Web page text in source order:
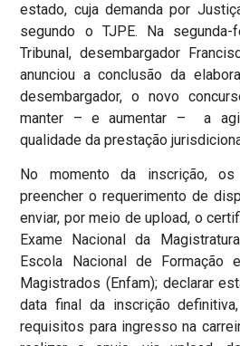
estado, cuja demanda por
segundo o TJPE. Na
Tribunal, desembargador
anunciou a conclusão da
desembargador, o novo
manter – e aumentar – a
qualidade da prestação
No momento da inscrição, os
preencher o requerimento de
enviar, por meio de upload, o
Exame Nacional da
Escola Nacional de Formação
Magistrados (Enfam); declarar
data final da inscrição
requisitos para ingresso na